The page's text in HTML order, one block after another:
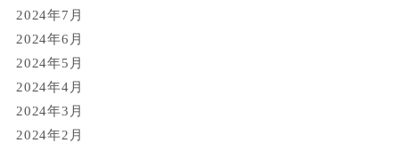
2024年7月
2024年6月
2024年5月
2024年4月
2024年3月
2024年2月